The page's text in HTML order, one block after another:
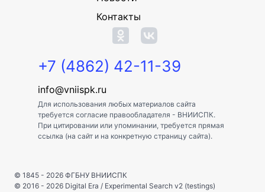
Контакты
+7 (4862) 42-11-39
info@vniispk.ru
Для использования любых материалов сайта
требуется согласие правообладателя - ВНИИСПК.
При цитировании или упоминании, требуется прямая
ссылка (на сайт и на конкретную страницу сайта).
© 1845 - 2026 ФГБНУ ВНИИСПК
© 2016 - 2026 Digital Era / Experimental Search v2 (testings)